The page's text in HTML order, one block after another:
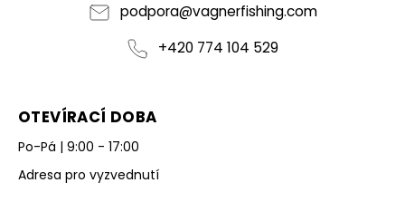
podpora@vagnerfishing.com
+420 774 104 529
OTEVÍRACÍ DOBA
Po-Pá | 9:00 - 17:00
Adresa pro vyzvednutí